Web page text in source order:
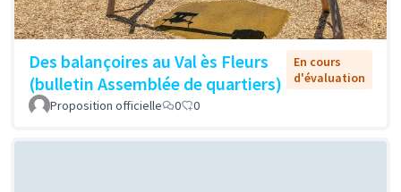
Des balançoires au Val ès Fleurs
(bulletin Assemblée de quartiers)
En cours
d'évaluation
Proposition officielle
0 0